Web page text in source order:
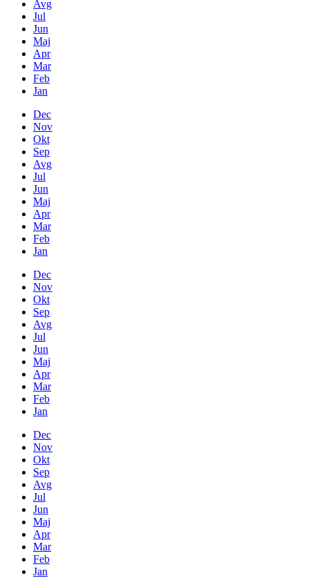
Avg
Jul
Jun
Maj
Apr
Mar
Feb
Jan
Dec
Nov
Okt
Sep
Avg
Jul
Jun
Maj
Apr
Mar
Feb
Jan
Dec
Nov
Okt
Sep
Avg
Jul
Jun
Maj
Apr
Mar
Feb
Jan
Dec
Nov
Okt
Sep
Avg
Jul
Jun
Maj
Apr
Mar
Feb
Jan